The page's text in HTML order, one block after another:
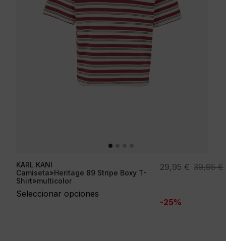
KARL KANI
Camiseta»Heritage 89 Stripe Boxy T-
Shirt»multicolor
Seleccionar opciones
39,95€
El
era:
29,95 €
El
es:
-25%